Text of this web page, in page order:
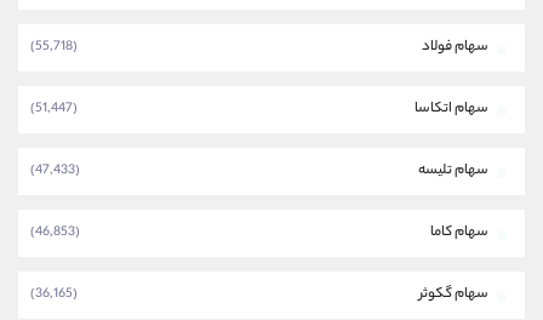
سهام فولاد (55,718)
سهام اتکاسا (51,447)
سهام تلیسه (47,433)
سهام کاما (46,853)
سهام گکوثر (36,165)